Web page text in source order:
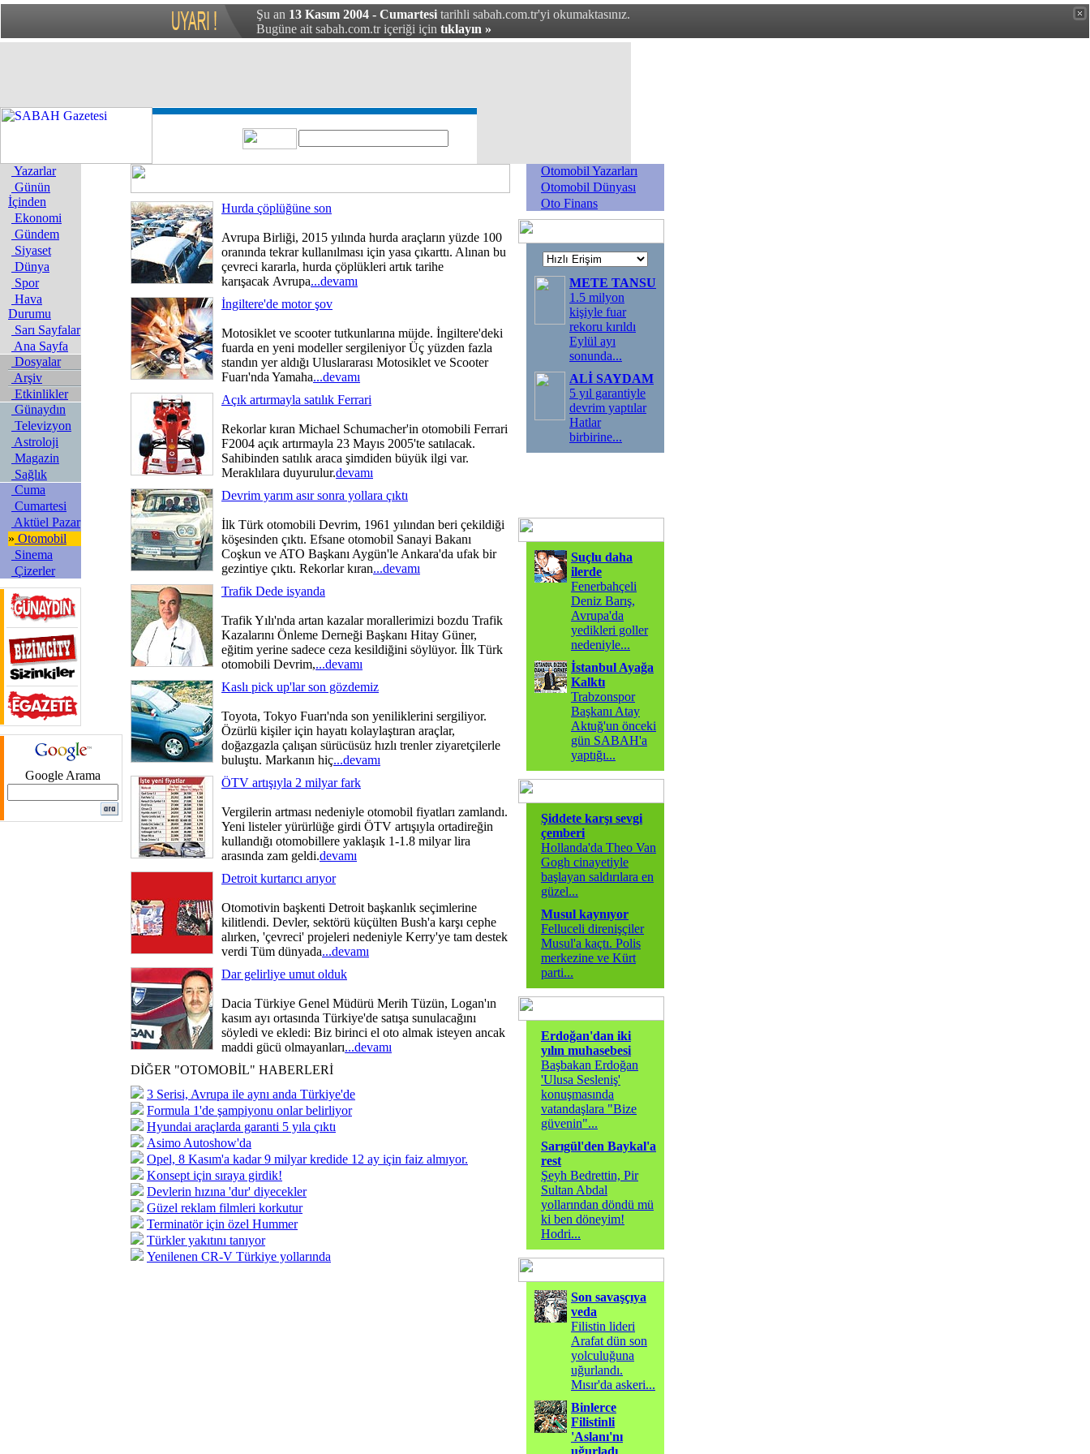
Şu an 13 Kasım 2004 - Cumartesi tarihli sabah.com.tr'yi okumaktasınız.
Bugüne ait sabah.com.tr içeriği için tıklayın »
Yazarlar
Günün
İçinden
Ekonomi
Gündem
Siyaset
Dünya
Spor
Hava
Durumu
Sarı Sayfalar
Ana Sayfa
Dosyalar
Arşiv
Etkinlikler
Günaydın
Televizyon
Astroloji
Magazin
Sağlık
Cuma
Cumartesi
Aktüel Pazar
» Otomobil
Sinema
Çizerler
Google Arama
Hurda çöplüğüne son
Avrupa Birliği, 2015 yılında hurda araçların yüzde 100
oranında tekrar kullanılması için yasa çıkarttı. Alınan bu
çevreci kararla, hurda çöplükleri artık tarihe
karışacak Avrupa...devamı
İngiltere'de motor şov
Motosiklet ve scooter tutkunlarına müjde. İngiltere'deki
fuarda en yeni modeller sergileniyor Üç yüzden fazla
standın yer aldığı Uluslararası Motosiklet ve Scooter
Fuarı'nda Yamaha...devamı
Açık artırmayla satılık Ferrari
Rekorlar kıran Michael Schumacher'in otomobili Ferrari
F2004 açık artırmayla 23 Mayıs 2005'te satılacak.
Sahibinden satılık araca şimdiden büyük ilgi var.
Meraklılara duyurulur.devamı
Devrim yarım asır sonra yollara çıktı
İlk Türk otomobili Devrim, 1961 yılından beri çekildiği
köşesinden çıktı. Efsane otomobil Sanayi Bakanı
Coşkun ve ATO Başkanı Aygün'le Ankara'da ufak bir
gezintiye çıktı. Rekorlar kıran...devamı
Trafik Dede isyanda
Trafik Yılı'nda artan kazalar morallerimizi bozdu Trafik
Kazalarını Önleme Derneği Başkanı Hitay Güner,
eğitim yerine sadece ceza kesildiğini söylüyor. İlk Türk
otomobili Devrim,...devamı
Kaslı pick up'lar son gözdemiz
Toyota, Tokyo Fuarı'nda son yeniliklerini sergiliyor.
Özürlü kişiler için hayatı kolaylaştıran araçlar,
doğazgazla çalışan sürücüsüz hızlı trenler ziyaretçilerle
buluştu. Markanın hiç...devamı
ÖTV artışıyla 2 milyar fark
Vergilerin artması nedeniyle otomobil fiyatları zamlandı.
Yeni listeler yürürlüğe girdi ÖTV artışıyla ortadireğin
kullandığı otomobillere yaklaşık 1-1.8 milyar lira
arasında zam geldi.devamı
Detroit kurtarıcı arıyor
Otomotivin başkenti Detroit başkanlık seçimlerine
kilitlendi. Devler, sektörü küçülten Bush'a karşı cephe
alırken, 'çevreci' projeleri nedeniyle Kerry'ye tam destek
verdi Tüm dünyada...devamı
Dar gelirliye umut olduk
Dacia Türkiye Genel Müdürü Merih Tüzün, Logan'ın
kasım ayı ortasında Türkiye'de satışa sunulacağını
söyledi ve ekledi: Biz birinci el oto almak isteyen ancak
maddi gücü olmayanları...devamı
DİĞER "OTOMOBİL" HABERLERİ
3 Serisi, Avrupa ile aynı anda Türkiye'de
Formula 1'de şampiyonu onlar belirliyor
Hyundai araçlarda garanti 5 yıla çıktı
Asimo Autoshow'da
Opel, 8 Kasım'a kadar 9 milyar kredide 12 ay için faiz almıyor.
Konsept için sıraya girdik!
Devlerin hızına 'dur' diyecekler
Güzel reklam filmleri korkutur
Terminatör için özel Hummer
Türkler yakıtını tanıyor
Yenilenen CR-V Türkiye yollarında
Otomobil Yazarları
Otomobil Dünyası
Oto Finans
METE TANSU
1.5 milyon
kişiyle fuar
rekoru kırıldı
Eylül ayı
sonunda...
ALİ SAYDAM
5 yıl garantiyle
devrim yaptılar
Hatlar
birbirine...
Suçlu daha
ilerde
Fenerbahçeli
Deniz Barış,
Avrupa'da
yedikleri goller
nedeniyle...
İstanbul Ayağa
Kalktı
Trabzonspor
Başkanı Atay
Aktuğ'un önceki
gün SABAH'a
yaptığı...
Şiddete karşı sevgi
çemberi
Hollanda'da Theo Van
Gogh cinayetiyle
başlayan saldırılara en
güzel...
Musul kaynıyor
Felluceli direnişçiler
Musul'a kaçtı. Polis
merkezine ve Kürt
parti...
Erdoğan'dan iki
yılın muhasebesi
Başbakan Erdoğan
'Ulusa Sesleniş'
konuşmasında
vatandaşlara "Bize
güvenin"...
Sarıgül'den Baykal'a
rest
Şeyh Bedrettin, Pir
Sultan Abdal
yollarından döndü mü
ki ben döneyim!
Hodri...
Son savaşçıya
veda
Filistin lideri
Arafat dün son
yolculuğuna
uğurlandı.
Mısır'da askeri...
Binlerce
Filistinli
'Aslanı'nı
uğurladı